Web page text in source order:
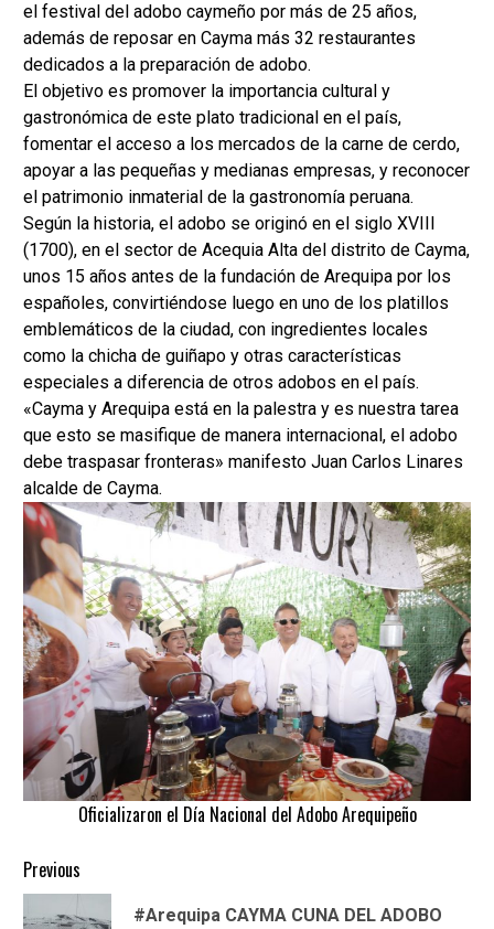
el festival del adobo caymeño por más de 25 años,
además de reposar en Cayma más 32 restaurantes
dedicados a la preparación de adobo.
El objetivo es promover la importancia cultural y
gastronómica de este plato tradicional en el país,
fomentar el acceso a los mercados de la carne de cerdo,
apoyar a las pequeñas y medianas empresas, y reconocer
el patrimonio inmaterial de la gastronomía peruana.
Según la historia, el adobo se originó en el siglo XVIII
(1700), en el sector de Acequia Alta del distrito de Cayma,
unos 15 años antes de la fundación de Arequipa por los
españoles, convirtiéndose luego en uno de los platillos
emblemáticos de la ciudad, con ingredientes locales
como la chicha de guiñapo y otras características
especiales a diferencia de otros adobos en el país.
«Cayma y Arequipa está en la palestra y es nuestra tarea
que esto se masifique de manera internacional, el adobo
debe traspasar fronteras» manifesto Juan Carlos Linares
alcalde de Cayma.
Oficializaron el Día Nacional del Adobo Arequipeño
Continue
Previous
#Arequipa CAYMA CUNA DEL ADOBO